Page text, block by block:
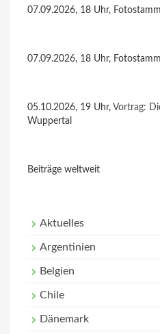
07.09.2026, 18 Uhr,
07.09.2026, 18 Uhr,
05.10.2026, 19 Uhr, Vortrag:
Wuppertal
Beiträge weltweit
Aktuelles
Argentinien
Belgien
Chile
Dänemark